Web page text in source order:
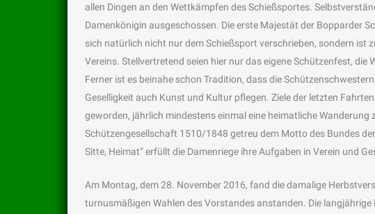
allen Dingen an den Wettkämpfen des Schießsportes.
Damenkönigin ausgeschossen. Die erste Majestät der Bopparder
sich natürlich nicht nur dem Schießsport verschrieben, sondern ist
Vereins. Stellvertretend seien hier nur das eigene Schützenfest,
Ferner ist es beinahe schon Tradition, dass die
Geselligkeit auch Kunst und Kultur pflegen. Ziele der letzten
geworden, jährlich mindestens einmal eine heimatliche
Schützengesellschaft 1510/1848 getreu dem Motto des Bundes
Sitte, Heimat” erfüllt die Damenriege ihre Aufgaben in Verein und
Am Montag, dem 28. November 2016, fand die damalige
turnusmäßigen Wahlen des Vorstandes anstanden. Die